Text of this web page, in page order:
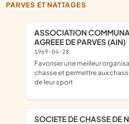
PARVES ET NATTAGES
ASSOCIATION COMMUNALE DE CHASSE
AGREEE DE PARVES (AIN)
1969-04-28
favoriser une meilleur organisation technique de la
chasse et permettre aux
de leur sport
SOCIETE DE CHASSE DE